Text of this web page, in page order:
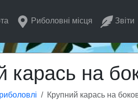
Риболовні місця Звіти
карась на
Крупний карась на